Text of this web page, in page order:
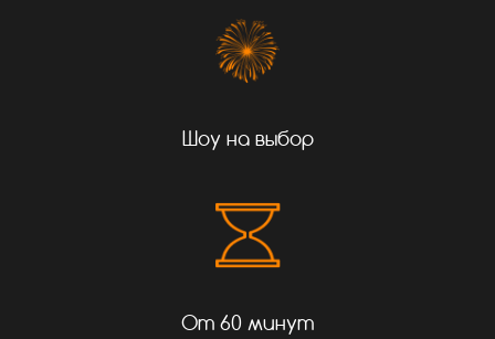
Шоу на выбор
От 60 минут